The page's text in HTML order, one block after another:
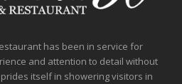
has been in service for
and attention to detail without
itself in showering visitors in